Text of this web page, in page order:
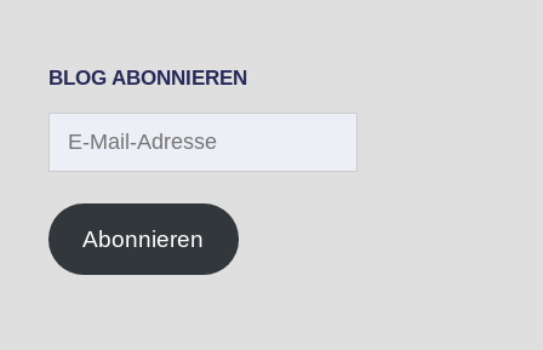
BLOG ABONNIEREN
Abonnieren